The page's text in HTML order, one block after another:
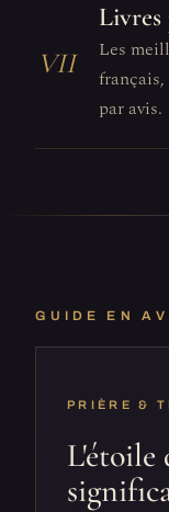
VII
Livres
Les
par avis.
GUIDE EN
PRIÈRE &
L'étoile